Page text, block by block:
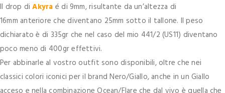
Il drop diAkyra é di 9mm, risultante da un’altezza di
16mm anteriore che diventano 25mm sotto il tallone. Il peso
dichiarato è di 335gr che nel caso del mio 441/2 (US11) diventano
poco meno di 400gr effettivi.
Per abbinarle al vostro outfit sono disponibili, oltre che nei
classici colori iconici per il brand Nero/Giallo, anche in un Giallo